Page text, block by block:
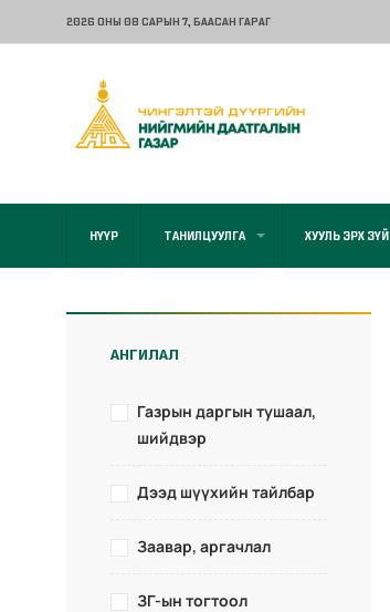
2026 ОНЫ 08 САРЫН 7, БААСАН ГАРАГ
НҮҮР ТАНИЛЦУУЛГА ХУУЛЬ ЭРХ ЗҮЙ
АНГИЛАЛ
Газрын даргын тушаал,
шийдвэр
Дээд шүүхийн тайлбар
Заавар, аргачлал
ЗГ-ын тогтоол